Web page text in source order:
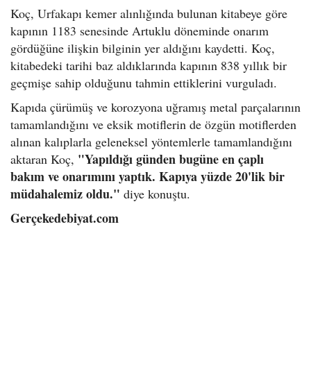
Koç, Urfakapı kemer alınlığında bulunan kitabeye göre
kapının 1183 senesinde Artuklu döneminde onarım
gördüğüne ilişkin bilginin yer aldığını kaydetti. Koç,
kitabedeki tarihi baz aldıklarında kapının 838 yıllık bir
geçmişe sahip olduğunu tahmin ettiklerini vurguladı.
Kapıda çürümüş ve korozyona uğramış metal parçalarının
tamamlandığını ve eksik motiflerin de özgün motiflerden
alınan kalıplarla geleneksel yöntemlerle tamamlandığını
aktaran Koç, "Yapıldığı günden bugüne en çaplı
bakım ve onarımını yaptık. Kapıya yüzde 20'lik bir
müdahalemiz oldu." diye konuştu.
Gerçekedebiyat.com